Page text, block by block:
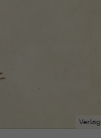
Verlag